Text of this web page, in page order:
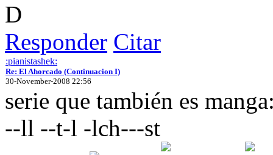
D
Responder Citar
:pianistashek:
Re: El Ahorcado (Continuacion I)
30-November-2008 22:56
serie que también es
--ll --t-l -lch---st